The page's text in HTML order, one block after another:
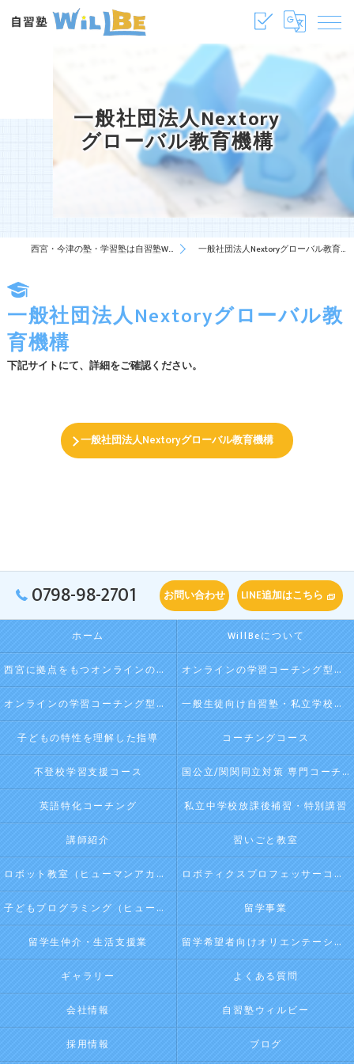
一般社団法人Nextory
グローバル教育機構
西宮・今津の塾・学習塾は自習塾WillBe 一般社団法人Nextoryグローバル教育機構
一般社団法人Nextoryグローバル教
育機構
下記サイトにて、詳細をご確認ください。
一般社団法人Nextoryグローバル教育機構
0798-98-2701 お問い合わせ LINE追加はこちら
ホーム WillBeについて
西宮に拠点をもつオンラインの学習コーチング型・映像授業型の塾･自習塾WillBeの口コミ情報 オンラインの学習コーチング型・映像授業型の塾･自習塾WillBeの評判
オンラインの学習コーチング型・映像授業型の塾･自習塾WillBeのお客様の声 一般生徒向け自習塾・私立学校向け放課後学習
子どもの特性を理解した指導 コーチングコース
不登校学習支援コース 国公立/関関同立対策 専門コーチング
英語特化コーチング 私立中学校放課後補習・特別講習
講師紹介 習いごと教室
ロボット教室（ヒューマンアカデミージュニアプログラム） ロボティクスプロフェッサーコース（ヒューマンアカデミージュニアプログラム）
子どもプログラミング（ヒューマンアカデミージュニアプログラム） 留学事業
留学生仲介・生活支援業 留学希望者向けオリエンテーション
ギャラリー よくある質問
会社情報 自習塾ウィルビー
採用情報 ブログ